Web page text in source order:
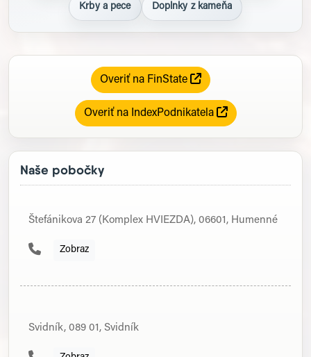
Krby a pece Doplnky z kameňa
Overiť na FinState
Overiť na IndexPodnikatela
Naše pobočky
Štefánikova 27 (Komplex HVIEZDA), 06601, Humenné
Zobraz
Svidník, 089 01, Svidník